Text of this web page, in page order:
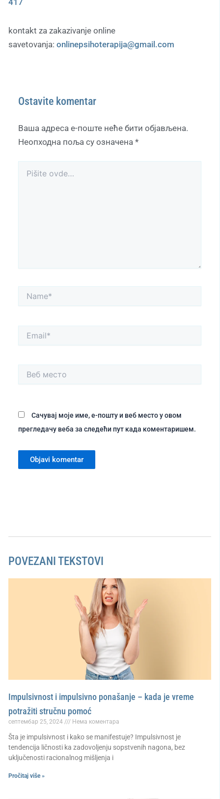
417
kontakt za zakazivanje online
savetovanja: onlinepsihoterapija@gmail.com
Ostavite komentar
Ваша адреса е-поште неће бити објављена.
Неопходна поља су означена *
Name*
Email*
Веб
место
Сачувај моје име, е-пошту и веб место у овом
прегледачу веба за следећи пут када коментаришем.
POVEZANI TEKSTOVI
Impulsivnost i impulsivno ponašanje – kada je vreme
potražiti stručnu pomoć
септембар 25, 2024 Нема коментара
Šta je impulsivnost i kako se manifestuje? Impulsivnost je
tendencija ličnosti ka zadovoljenju sopstvenih nagona, bez
uključenosti racionalnog mišljenja i
Pročitaj više »